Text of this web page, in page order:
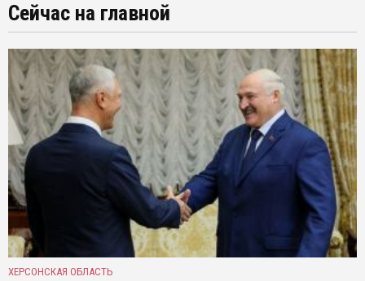
Сейчас на главной
ХЕРСОНСКАЯ ОБЛАСТЬ